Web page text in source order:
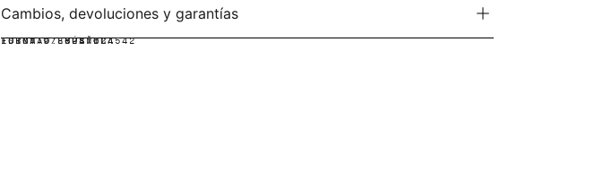
Cambios, devoluciones y garantías
IDIOMA:ESPAÑOL
FORMATO:RÚSTICA
ISBN: 9786287624542